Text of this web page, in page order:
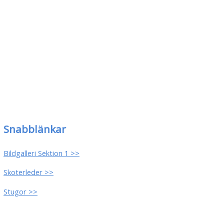
Snabblänkar
Bildgalleri Sektion 1 >>
Skoterleder >>
Stugor >>